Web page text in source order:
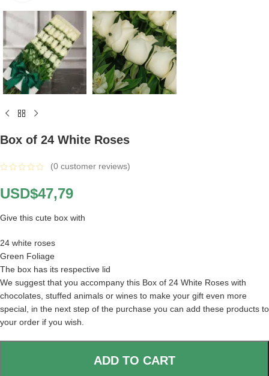
Box of 24 White Roses
(0 customer reviews)
USD$47,79
Give this cute box with
24 white roses
Green Foliage
The box has its respective lid
We suggest that you accompany this Box of 24 White Roses with
chocolates, stuffed animals or wines to make your gift even more
special, in the next step of the purchase you can add these products to
your order if you wish.
ADD TO CART